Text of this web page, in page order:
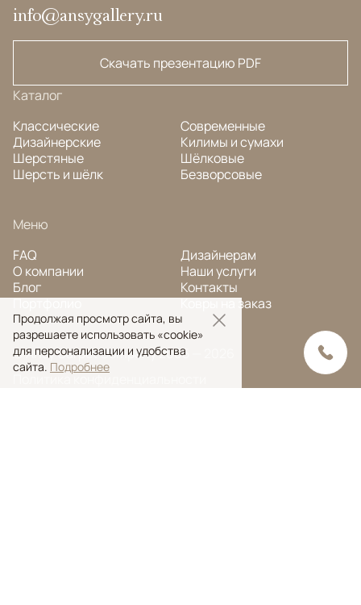
info@ansygallery.ru
Скачать презентацию PDF
Каталог
Классические
Дизайнерские
Шерстяные
Шерсть и шёлк
Современные
Килимы и сумахи
Шёлковые
Безворсовые
Меню
FAQ
О компании
Блог
Портфолио
Дизайнерам
Наши услуги
Контакты
Ковры на заказ
© Ansy Carpet Company 2005 — 2026
Политика конфиденциальности
Продолжая просмотр сайта, вы
разрешаете использовать «cookie»
для персонализации и удобства
сайта. Подробнее